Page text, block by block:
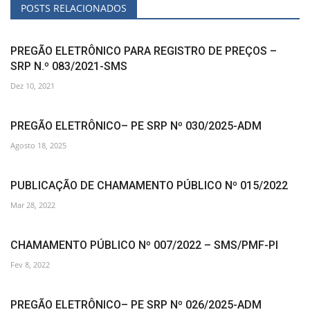
POSTS RELACIONADOS
PREGÃO ELETRÔNICO PARA REGISTRO DE PREÇOS –
SRP N.º 083/2021-SMS
Dez 10, 2021
PREGÃO ELETRÔNICO– PE SRP Nº 030/2025-ADM
Agosto 18, 2025
PUBLICAÇÃO DE CHAMAMENTO PÚBLICO Nº 015/2022
Mar 28, 2022
CHAMAMENTO PÚBLICO Nº 007/2022 – SMS/PMF-PI
Fev 8, 2022
PREGÃO ELETRÔNICO– PE SRP Nº 026/2025-ADM